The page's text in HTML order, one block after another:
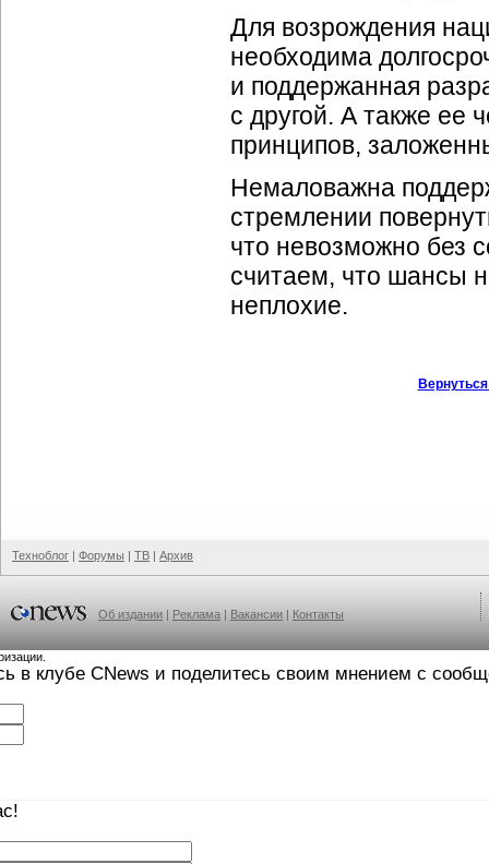
Для возрождения
необходима
и поддержанная
с другой. А также ее
принципов,
Немаловажна
стремлении
что невозможно без
считаем, что шансы
неплохие.
Техноблог | Форумы | ТВ | Архив
Об издании | Реклама | Вакансии | Контакты
в клубе CNews и поделитесь своим мнением с